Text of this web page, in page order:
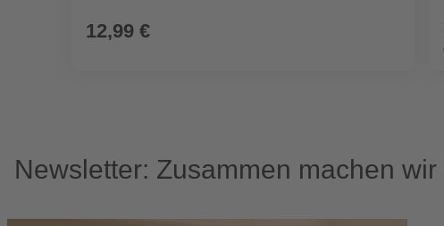
12,99 €
Newsletter: Zusammen machen